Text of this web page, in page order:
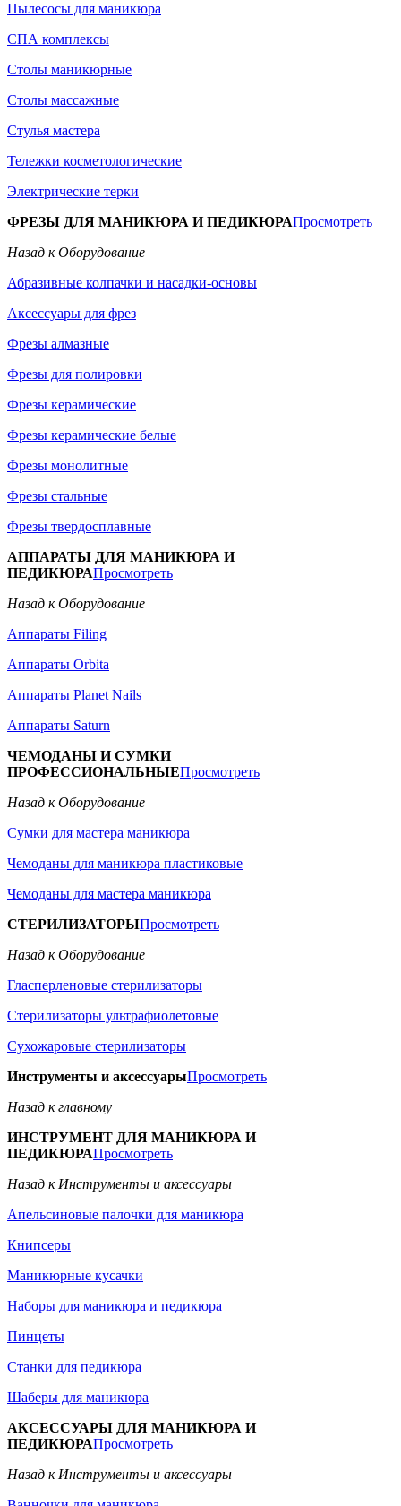
Пылесосы для маникюра
СПА комплексы
Столы маникюрные
Столы массажные
Стулья мастера
Тележки косметологические
Электрические терки
ФРЕЗЫ ДЛЯ МАНИКЮРА И ПЕДИКЮРАПросмотреть
Назад к Оборудование
Абразивные колпачки и насадки-основы
Аксессуары для фрез
Фрезы алмазные
Фрезы для полировки
Фрезы керамические
Фрезы керамические белые
Фрезы монолитные
Фрезы стальные
Фрезы твердосплавные
АППАРАТЫ ДЛЯ МАНИКЮРА И
ПЕДИКЮРАПросмотреть
Назад к Оборудование
Аппараты Filing
Аппараты Orbita
Аппараты Planet Nails
Аппараты Saturn
ЧЕМОДАНЫ И СУМКИ
ПРОФЕССИОНАЛЬНЫЕПросмотреть
Назад к Оборудование
Сумки для мастера маникюра
Чемоданы для маникюра пластиковые
Чемоданы для мастера маникюра
СТЕРИЛИЗАТОРЫПросмотреть
Назад к Оборудование
Гласперленовые стерилизаторы
Стерилизаторы ультрафиолетовые
Сухожаровые стерилизаторы
Инструменты и аксессуарыПросмотреть
Назад к главному
ИНСТРУМЕНТ ДЛЯ МАНИКЮРА И
ПЕДИКЮРАПросмотреть
Назад к Инструменты и аксессуары
Апельсиновые палочки для маникюра
Книпсеры
Маникюрные кусачки
Наборы для маникюра и педикюра
Пинцеты
Станки для педикюра
Шаберы для маникюра
АКСЕССУАРЫ ДЛЯ МАНИКЮРА И
ПЕДИКЮРАПросмотреть
Назад к Инструменты и аксессуары